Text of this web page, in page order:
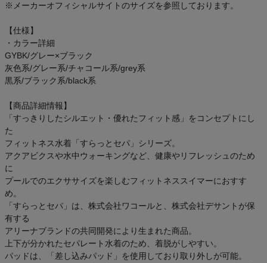
プロテイン・サプリメントまとめ買い
アウトレットセール
スタッフコーディネート
スタッフブログ
※メーカーオフィシャルサイトのサイズを参照しております。
【仕様】
・カラー詳細
GYBK/グレー×ブラック
灰色系/グレー系/チャコール系/grey系
黒系/ブラック系/black系
【商品詳細情報】
「すっきりしたシルエット・優れたフィット感」をコンセプトにし
た
フィットネス水着「すらっとセパ」シリーズ。
アクアビクスや水中ウォーキングなど、健康やリフレッシュのため
に
プールでのエクササイズを楽しむフィットネススイマーにおすす
め。
「すらっとセパ」は、株式会社ワコールと、株式会社デサントが保
有する
アリーナブランドの共同開発により生まれた商品。
上下が分かれたセパレート水着のため、着脱がしやすい。
パッドは、「差し込みパッド」を使用しており取り外しが可能。